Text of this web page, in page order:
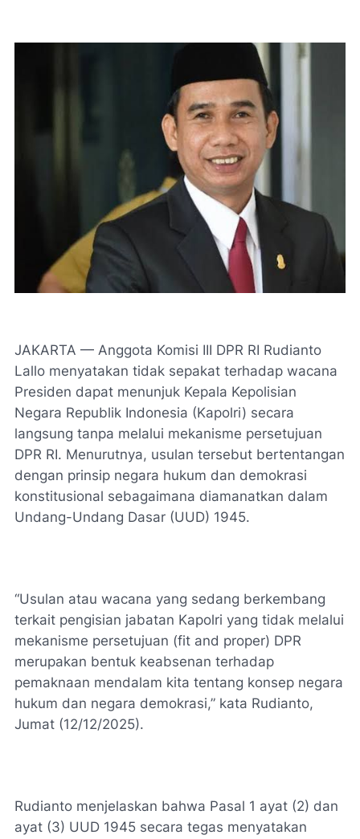
JAKARTA — Anggota Komisi III DPR RI Rudianto
Lallo menyatakan tidak sepakat terhadap wacana
Presiden dapat menunjuk Kepala Kepolisian
Negara Republik Indonesia (Kapolri) secara
langsung tanpa melalui mekanisme persetujuan
DPR RI. Menurutnya, usulan tersebut bertentangan
dengan prinsip negara hukum dan demokrasi
konstitusional sebagaimana diamanatkan dalam
Undang-Undang Dasar (UUD) 1945.
“Usulan atau wacana yang sedang berkembang
terkait pengisian jabatan Kapolri yang tidak melalui
mekanisme persetujuan (fit and proper) DPR
merupakan bentuk keabsenan terhadap
pemaknaan mendalam kita tentang konsep negara
hukum dan negara demokrasi,” kata Rudianto,
Jumat (12/12/2025).
Rudianto menjelaskan bahwa Pasal 1 ayat (2) dan
ayat (3) UUD 1945 secara tegas menyatakan